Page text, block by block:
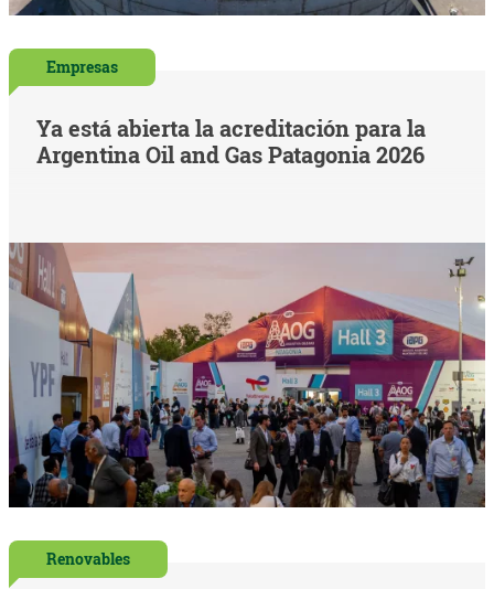
Empresas
Ya está abierta la acreditación para la
Argentina Oil and Gas Patagonia 2026
Renovables